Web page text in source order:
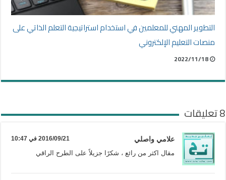
التطوير المهني للمعلمين في استخدام استراتيجية التعلم الذاتي على
منصات التعليم الإلكتروني
2022/11/18
8 تعليقات
علامي واصلي 2016/09/21 في 10:47
مقال اكثر من رائع ، شكرًا جزيلاً على الطرح الراقي